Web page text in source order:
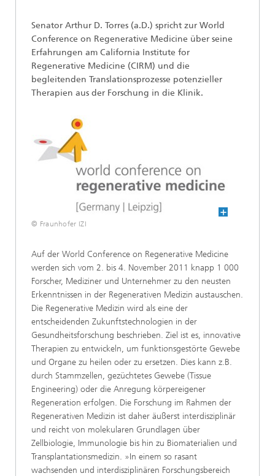
Senator Arthur D. Torres (a.D.) spricht zur World
Conference on Regenerative Medicine über seine
Erfahrungen am California Institute for
Regenerative Medicine (CIRM) und die
begleitenden Translationsprozesse potenzieller
Therapien aus der Forschung in die Klinik.
© Fraunhofer IZI
Auf der World Conference on Regenerative Medicine
werden sich vom 2. bis 4. November 2011 knapp 1 000
Forscher, Mediziner und Unternehmer zu den neusten
Erkenntnissen in der Regenerativen Medizin austauschen.
Die Regenerative Medizin wird als eine der
entscheidenden Zukunftstechnologien in der
Gesundheitsforschung beschrieben. Ziel ist es, innovative
Therapien zu entwickeln, um funktionsgestörte Gewebe
und Organe zu heilen oder zu ersetzen. Dies kann z.B.
durch Stammzellen, gezüchtetes Gewebe (Tissue
Engineering) oder die Anregung körpereigener
Regeneration erfolgen. Die Forschung im Rahmen der
Regenerativen Medizin ist daher äußerst interdisziplinär
und reicht von molekularen Grundlagen über
Zellbiologie, Immunologie bis hin zu Biomaterialien und
Transplantationsmedizin. »In einem so rasant
wachsenden und interdisziplinären Forschungsbereich